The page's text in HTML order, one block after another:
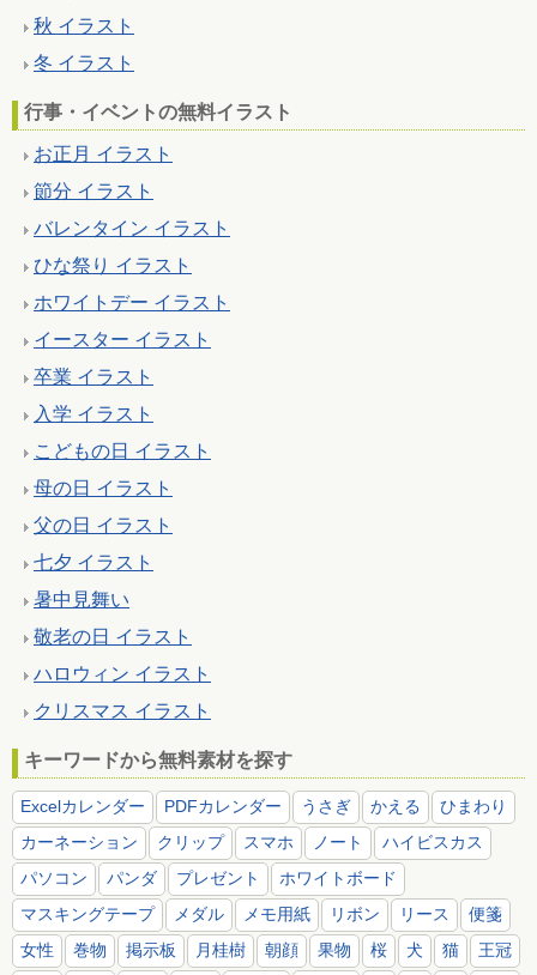
秋 イラスト
冬 イラスト
行事・イベントの無料イラスト
お正月 イラスト
節分 イラスト
バレンタイン イラスト
ひな祭り イラスト
ホワイトデー イラスト
イースター イラスト
卒業 イラスト
入学 イラスト
こどもの日 イラスト
母の日 イラスト
父の日 イラスト
七夕 イラスト
暑中見舞い
敬老の日 イラスト
ハロウィン イラスト
クリスマス イラスト
キーワードから無料素材を探す
Excelカレンダー PDFカレンダー うさぎ かえる
ひまわり
カーネーション
クリップ スマホ ノート
ハイビスカス
パソコン
パンダ プレゼント
ホワイトボード
マスキングテープ
メダル メモ用紙 リボン リース
便箋
女性
巻物 掲示板 月桂樹 朝顔 果物 桜 犬 猫 王冠